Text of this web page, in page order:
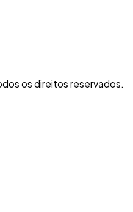
os direitos reservados.